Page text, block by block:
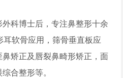
科博士后，专注鼻整形十余
软骨应用，筛骨垂直板应
矫正及唇裂鼻畸形矫正，面
合整形等。